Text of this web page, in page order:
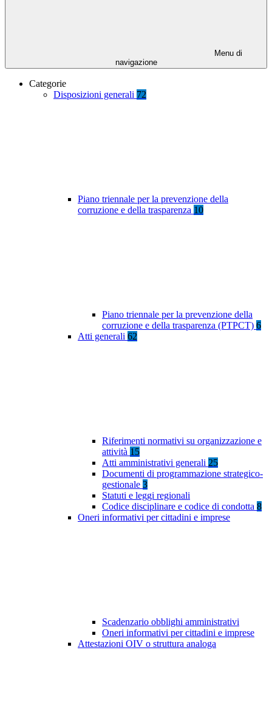
Menu di
navigazione
Categorie
Disposizioni generali 72
Piano triennale per la prevenzione della
corruzione e della trasparenza 10
Piano triennale per la prevenzione della
corruzione e della trasparenza (PTPCT) 6
Atti generali 62
Riferimenti normativi su organizzazione e
attività 15
Atti amministrativi generali 25
Documenti di programmazione strategico-
gestionale 3
Statuti e leggi regionali
Codice disciplinare e codice di condotta 8
Oneri informativi per cittadini e imprese
Scadenzario obblighi amministrativi
Oneri informativi per cittadini e imprese
Attestazioni OIV o struttura analoga